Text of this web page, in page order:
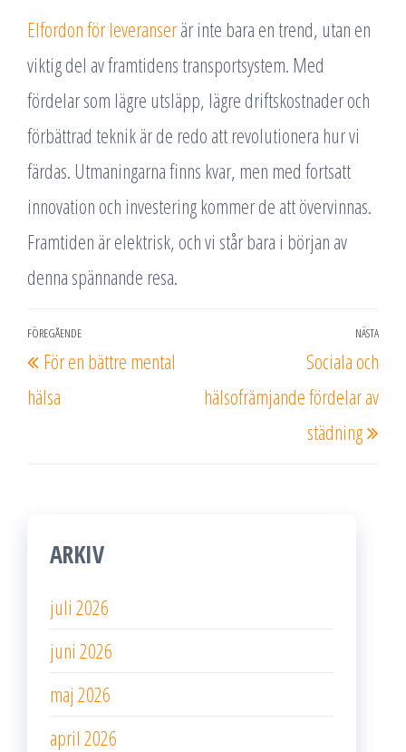
Elfordon för leveranserär inte bara en trend, utan en
viktig del av framtidens transportsystem. Med
fördelar som lägre utsläpp, lägre driftskostnader och
förbättrad teknik är de redo att revolutionera hur vi
färdas. Utmaningarna finns kvar, men med fortsatt
innovation och investering kommer de att övervinnas.
Framtiden är elektrisk, och vi står bara i början av
denna spännande resa.
Inläggsnavigering
Föregående
inlägg
FÖREGÅENDE
För en bättre mental
hälsa
NÄSTA
Sociala och
hälsofrämjande fördelar av
städning
ARKIV
juli 2026
juni 2026
maj 2026
april 2026